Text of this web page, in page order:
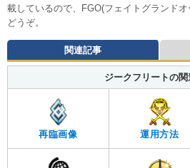
載しているので、FGO(フェイトグランド
どうぞ。
関連記事
ジークフリートの
再臨画像 運用方法